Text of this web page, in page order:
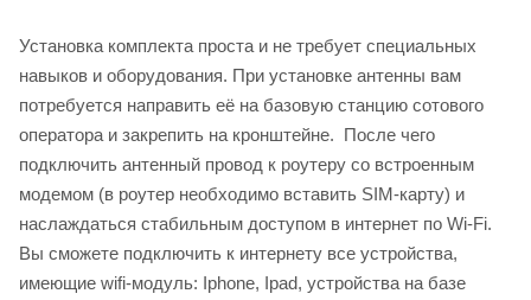
Установка комплекта проста и не требует специальных
навыков и оборудования. При установке антенны вам
потребуется направить её на базовую станцию сотового
оператора и закрепить на кронштейне. После чего
подключить антенный провод к роутеру со встроенным
модемом (в роутер необходимо вставить SIM-карту) и
наслаждаться стабильным доступом в интернет по Wi-Fi.
Вы сможете подключить к интернету все устройства,
имеющие wifi-модуль: Iphone, Ipad, устройства на базе